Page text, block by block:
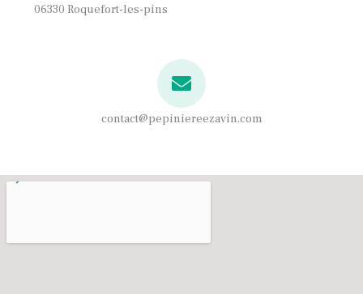
06330 Roquefort-les-pins
contact@pepiniereezavin.com